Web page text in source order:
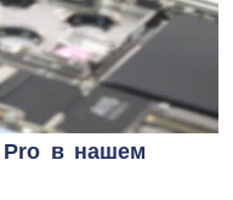
в нашем